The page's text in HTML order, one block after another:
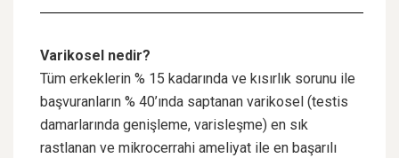
Varikosel nedir?
Tüm erkeklerin % 15 kadarında ve kısırlık sorunu ile
başvuranların % 40’ında saptanan varikosel (testis
damarlarında genişleme, varisleşme) en sık
rastlanan ve mikrocerrahi ameliyat ile en başarılı